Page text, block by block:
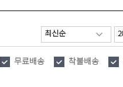
무료배송 착불배송